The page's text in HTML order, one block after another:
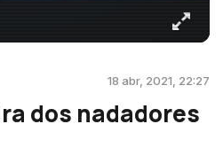
18 abr, 2021, 22:27
dos nadadores